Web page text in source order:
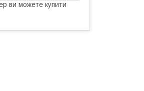
ви можете купити